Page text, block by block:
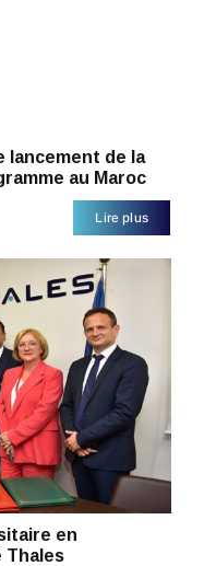
lancement de la
au Maroc
Lire plus
en
Thales